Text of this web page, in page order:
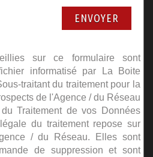
ENVOYER
sur ce formulaire sont
informatisé par La Boite
traitant du traitement pour la
de l'Agence / du Réseau
Traitement de vos Données
du traitement repose sur
/ du Réseau. Elles sont
de suppression et sont